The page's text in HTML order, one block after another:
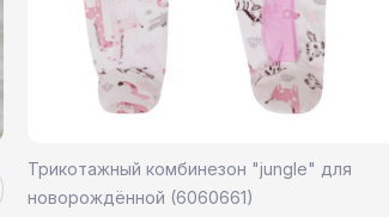
Трикотажный комбинезон "jungle" для
новорождённой (6060661)